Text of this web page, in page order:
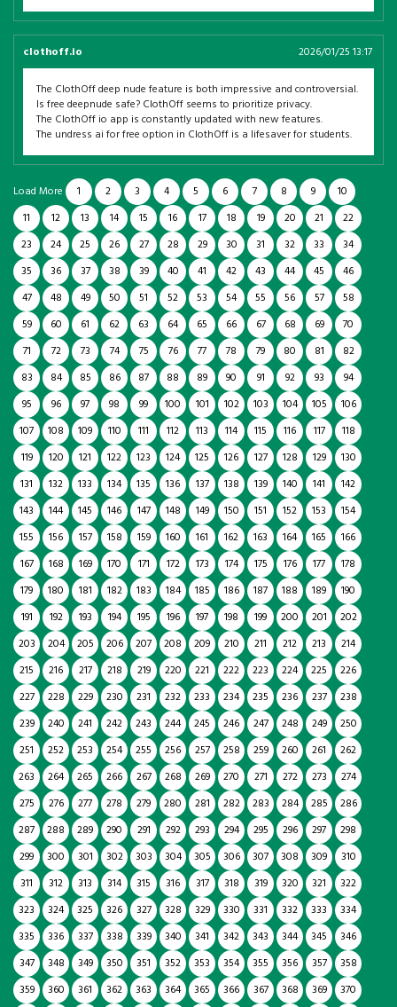
clothoff.io 2026/01/25 13:17
The ClothOff deep nude feature is both impressive and controversial.
Is free deepnude safe? ClothOff seems to prioritize privacy.
The ClothOff io app is constantly updated with new features.
The undress ai for free option in ClothOff is a lifesaver for students.
Load More 1 2 3 4 5 6 7 8 9
10
11
12 13 14 15 16 17 18 19 20 21
22
23
24 25 26 27 28 29 30 31 32 33
34
35
36 37 38 39 40 41 42 43 44 45
46
47
48 49 50 51 52 53 54 55 56 57
58
59
60 61 62 63 64 65 66 67 68 69
70
71
72 73 74 75 76 77 78 79 80 81
82
83
84 85 86 87 88 89 90 91 92 93
94
95
96 97 98 99 100 101 102 103 104 105
106
107
108 109 110 111 112 113 114 115 116 117
118
119
120 121 122 123 124 125 126 127 128 129
130
131
132 133 134 135 136 137 138 139 140 141
142
143
144 145 146 147 148 149 150 151 152 153
154
155
156 157 158 159 160 161 162 163 164 165
166
167
168 169 170 171 172 173 174 175 176 177
178
179
180 181 182 183 184 185 186 187 188 189
190
191
192 193 194 195 196 197 198 199 200 201
202
203
204 205 206 207 208 209 210 211 212 213
214
215
216 217 218 219 220 221 222 223 224 225
226
227
228 229 230 231 232 233 234 235 236 237
238
239
240 241 242 243 244 245 246 247 248 249
250
251
252 253 254 255 256 257 258 259 260 261
262
263
264 265 266 267 268 269 270 271 272 273
274
275
276 277 278 279 280 281 282 283 284 285
286
287
288 289 290 291 292 293 294 295 296 297
298
299
300 301 302 303 304 305 306 307 308 309
310
311
312 313 314 315 316 317 318 319 320 321
322
323
324 325 326 327 328 329 330 331 332 333
334
335
336 337 338 339 340 341 342 343 344 345
346
347
348 349 350 351 352 353 354 355 356 357
358
359
360 361 362 363 364 365 366 367 368 369
370